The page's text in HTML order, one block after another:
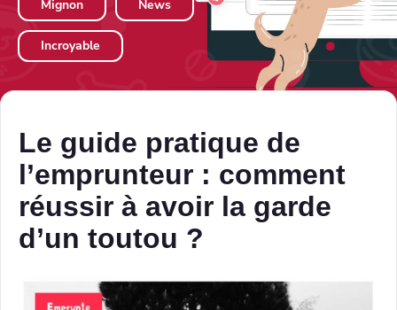
Mignon News
Incroyable
Le guide pratique de
l’emprunteur : comment
réussir à avoir la garde
d’un toutou ?